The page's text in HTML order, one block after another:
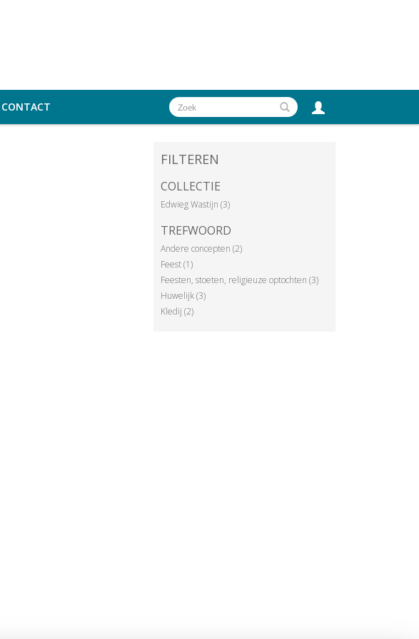
CONTACT
FILTEREN
COLLECTIE
Edwieg Wastijn (3)
TREFWOORD
Andere concepten (2)
Feest (1)
Feesten, stoeten, religieuze optochten (3)
Huwelijk (3)
Kledij (2)